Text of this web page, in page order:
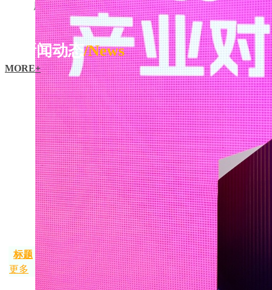
展迅猛
新闻动态/News
MORE+
标题
更多